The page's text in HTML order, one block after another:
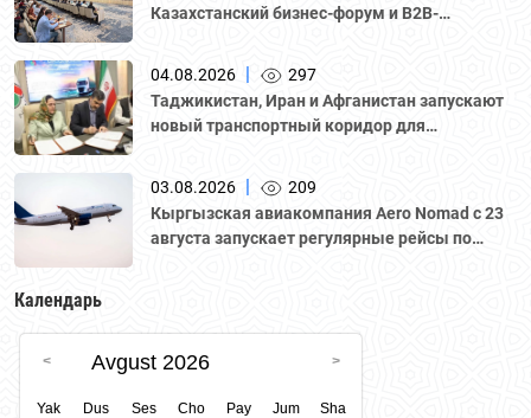
Казахстанский бизнес-форум и B2B-
Национальной палатой предпринимателей
Казахстана "Атамекен."
04.08.2026 |
297
Таджикистан, Иран и Афганистан запускают
новый транспортный коридор для
03.08.2026 |
209
Кыргызская авиакомпания Aero Nomad с 23
августа запускает регулярные рейсы по
Календарь
Avgust 2026
Yak Dus Ses Cho Pay Jum Sha